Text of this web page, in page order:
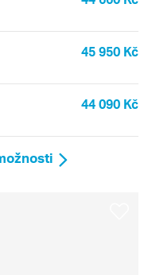
45 950 Kč
44 090 Kč